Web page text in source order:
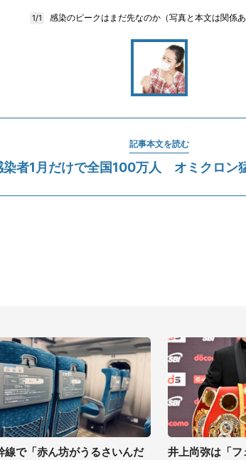
1/1 感染のピークはまだ先なのか（写真と本文は関係あ
記事本文を読む
染者1月だけで全国100万人 オミクロン
線で「赤ん坊がうるさいんだ
井上尚弥は「